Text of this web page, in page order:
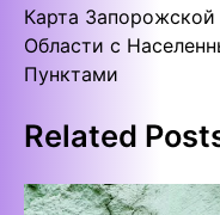
navigation
Карта Запорожской
Области с
Пунктами
Related